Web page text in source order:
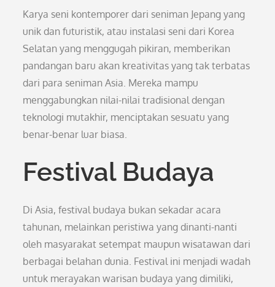
Karya seni kontemporer dari seniman Jepang yang
unik dan futuristik, atau instalasi seni dari Korea
Selatan yang menggugah pikiran, memberikan
pandangan baru akan kreativitas yang tak terbatas
dari para seniman Asia. Mereka mampu
menggabungkan nilai-nilai tradisional dengan
teknologi mutakhir, menciptakan sesuatu yang
benar-benar luar biasa.
Festival Budaya
Di Asia, festival budaya bukan sekadar acara
tahunan, melainkan peristiwa yang dinanti-nanti
oleh masyarakat setempat maupun wisatawan dari
berbagai belahan dunia. Festival ini menjadi wadah
untuk merayakan warisan budaya yang dimiliki,